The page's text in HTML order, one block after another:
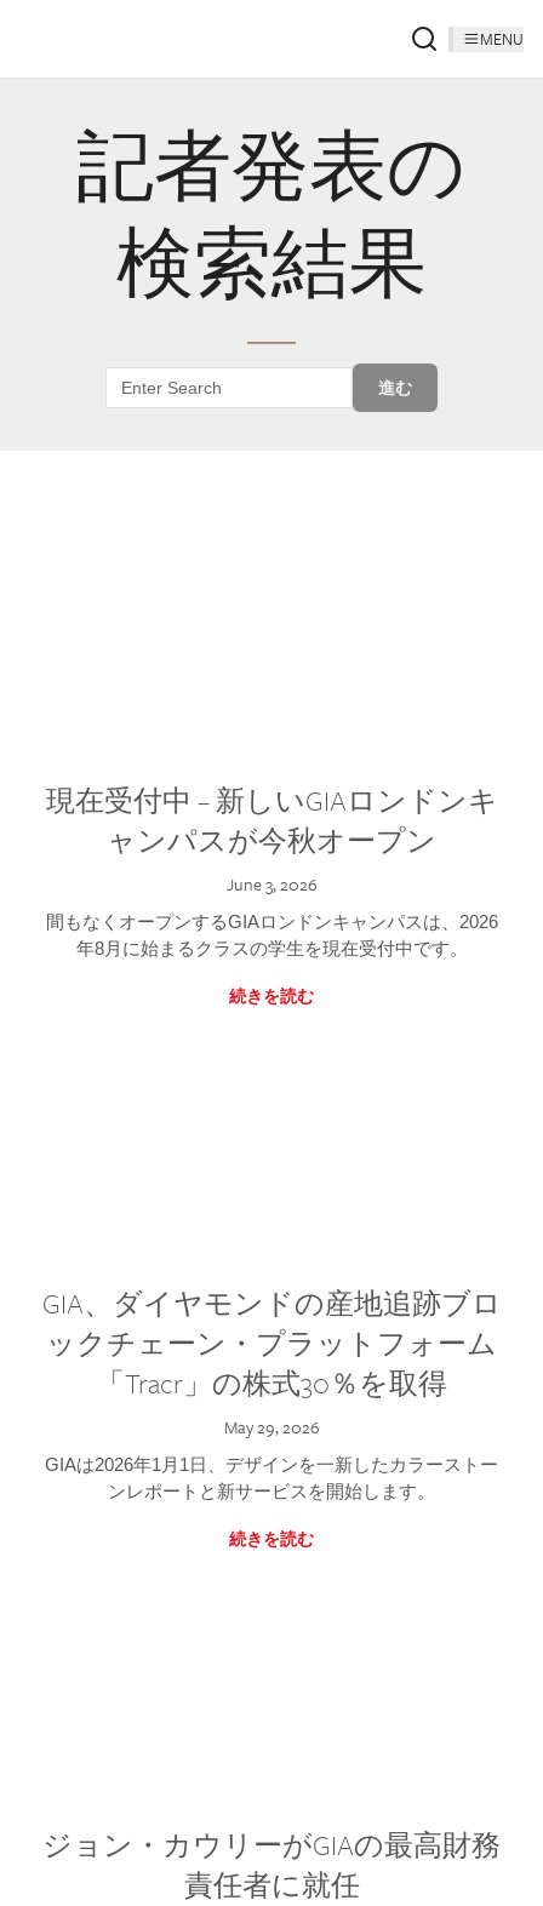
MENU
記者発表の
検索結果
進む
現在受付中 – 新しいGIAロンドンキ
ャンパスが今秋オープン
June 3, 2026
間もなくオープンするGIAロンドンキャンパスは、2026
年8月に始まるクラスの学生を現在受付中です。
続きを読む
GIA、ダイヤモンドの産地追跡ブロ
ックチェーン・プラットフォーム
「Tracr」の株式30％を取得
May 29, 2026
GIAは2026年1月1日、デザインを一新したカラーストー
ンレポートと新サービスを開始します。
続きを読む
ジョン・カウリーがGIAの最高財務
責任者に就任